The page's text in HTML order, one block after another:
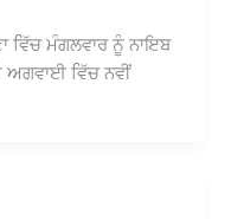
ਵਿੱਚ ਮੰਗਲਵਾਰ ਨੂੰ ਨਾਇਬ
ਅਗਵਾਈ ਵਿੱਚ ਨਵੀਂ